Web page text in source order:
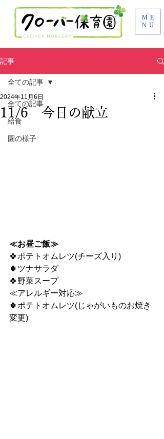
ME
NU
記事
全ての記事
給食
園の様子
全ての記事
11/6 今日の献立
2024年11月6日
≪お昼ご飯≫
🍀ポテトオムレツ(チーズ入り)
🍀ツナサラダ
🍀野菜スープ
≪アレルギー対応≫
🍀ポテトオムレツ(じゃがいものお焼き
変更)